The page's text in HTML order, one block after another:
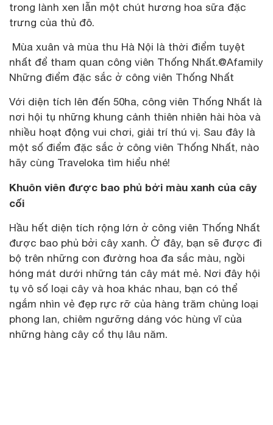
trong lành xen lẫn một chút hương hoa sữa đặc
trưng của thủ đô.
Mùa xuân và mùa thu Hà Nội là thời điểm tuyệt
nhất để tham quan công viên Thống Nhất.@Afamily
Những điểm đặc sắc ở công viên Thống Nhất
Với diện tích lên đến 50ha, công viên Thống Nhất là
nơi hội tụ những khung cảnh thiên nhiên hài hòa và
nhiều hoạt động vui chơi, giải trí thú vị. Sau đây là
một số điểm đặc sắc ở công viên Thống Nhất, nào
hãy cùng Traveloka tìm hiểu nhé!
Khuôn viên được bao phủ bởi màu xanh của cây
cối
Hầu hết diện tích rộng lớn ở công viên Thống Nhất
được bao phủ bởi cây xanh. Ở đây, bạn sẽ được đi
bộ trên những con đường hoa đa sắc màu, ngồi
hóng mát dưới những tán cây mát mẻ. Nơi đây hội
tụ vô số loại cây và hoa khác nhau, bạn có thể
ngắm nhìn vẻ đẹp rực rỡ của hàng trăm chủng loại
phong lan, chiêm ngưỡng dáng vóc hùng vĩ của
những hàng cây cổ thụ lâu năm.